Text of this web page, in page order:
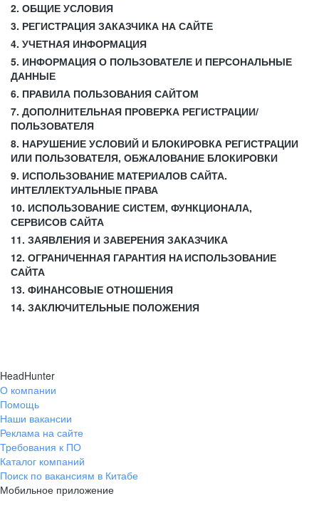
2. ОБЩИЕ УСЛОВИЯ
3. РЕГИСТРАЦИЯ ЗАКАЗЧИКА НА САЙТЕ
4. УЧЕТНАЯ ИНФОРМАЦИЯ
5. ИНФОРМАЦИЯ О ПОЛЬЗОВАТЕЛЕ И ПЕРСОНАЛЬНЫЕ
ДАННЫЕ
6. ПРАВИЛА ПОЛЬЗОВАНИЯ САЙТОМ
7. ДОПОЛНИТЕЛЬНАЯ ПРОВЕРКА РЕГИСТРАЦИИ/
ПОЛЬЗОВАТЕЛЯ
8. НАРУШЕНИЕ УСЛОВИЙ И БЛОКИРОВКА РЕГИСТРАЦИИ
ИЛИ ПОЛЬЗОВАТЕЛЯ, ОБЖАЛОВАНИЕ БЛОКИРОВКИ
9. ИСПОЛЬЗОВАНИЕ МАТЕРИАЛОВ САЙТА.
ИНТЕЛЛЕКТУАЛЬНЫЕ ПРАВА
10. ИСПОЛЬЗОВАНИЕ СИСТЕМ, ФУНКЦИОНАЛА,
СЕРВИСОВ САЙТА
11. ЗАЯВЛЕНИЯ И ЗАВЕРЕНИЯ ЗАКАЗЧИКА
12. ОГРАНИЧЕННАЯ ГАРАНТИЯ НА ИСПОЛЬЗОВАНИЕ
САЙТА
13. ФИНАНСОВЫЕ ОТНОШЕНИЯ
14. ЗАКЛЮЧИТЕЛЬНЫЕ ПОЛОЖЕНИЯ
HeadHunter
О компании
Помощь
Наши вакансии
Реклама на сайте
Требования к ПО
Каталог компаний
Поиск по вакансиям в Китабе
Мобильное приложение